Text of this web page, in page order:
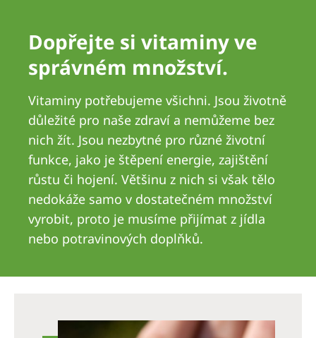
Russia
Serbia
Slovakia
Slovenia
Spain
Sweden
Switzerland
United Kingdom
Australia
Dopřejte si vitaminy ve
správném množství.
Vitaminy potřebujeme všichni. Jsou životně
důležité pro naše zdraví a nemůžeme bez
nich žít. Jsou nezbytné pro různé životní
funkce, jako je štěpení energie, zajištění
růstu či hojení. Většinu z nich si však tělo
nedokáže samo v dostatečném množství
vyrobit, proto je musíme přijímat z jídla
nebo potravinových doplňků.